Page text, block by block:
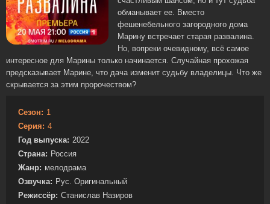
обманывает ее. Вместо
фешенебельного загородного дома
Марину встречает старая развалина.
Но, вопреки очевидному, всё самое
интересное для Марины только начинается. Случайная прохожая
предсказывает Марине, что дача изменит судьбу владелицы. Что же
скрывается за этим пророчеством?
Сезон: 1
Серия: 4
Год выпуска: 2022
Страна: Россия
Жанр: мелодрама
Озвучка: Рус. Оригинальный
Режиссёр: Станислав Назиров